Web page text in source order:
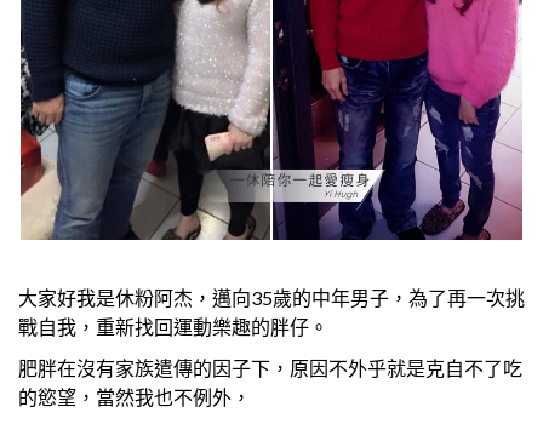
大家好我是休粉阿杰，邁向35歲的中年男子，為了再一次挑
戰自我，重新找回運動樂趣的胖仔。
肥胖在沒有家族遣傳的因子下，原因不外乎就是克自不了吃
的慾望，當然我也不例外，